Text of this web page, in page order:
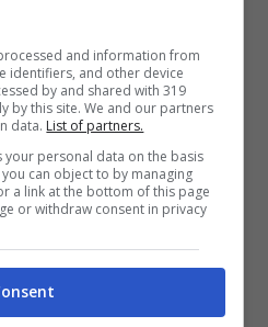
Images)
per il secondo
Ieri i casi erano stati
a1.458i
ben 20.000
i ricoveri ( 91
and information from
identifiers, and other device
by and shared with 319
by this site. We and our partners
data. List of partners.
your personal data on the basis
can object to by managing
a link at the bottom of this page
or withdraw consent in privacy